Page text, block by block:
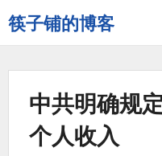
筷子铺的博客
记
录
中共明确规
个人收入